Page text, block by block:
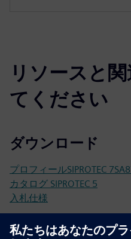
リソースと
てください
ダウンロード
プロフィールSIPROTEC
カタログ SIPROTEC 5
入札仕様
構成